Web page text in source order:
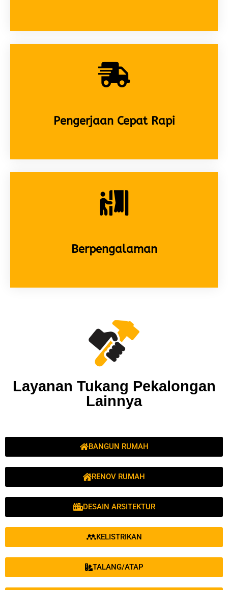
Pengerjaan Cepat Rapi
Berpengalaman
Layanan Tukang Pekalongan
Lainnya
BANGUN RUMAH
RENOV RUMAH
DESAIN ARSITEKTUR
KELISTRIKAN
TALANG/ATAP